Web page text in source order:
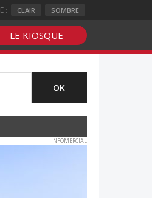
: CLAIR SOMBRE
LE KIOSQUE
INFOMERCIAL